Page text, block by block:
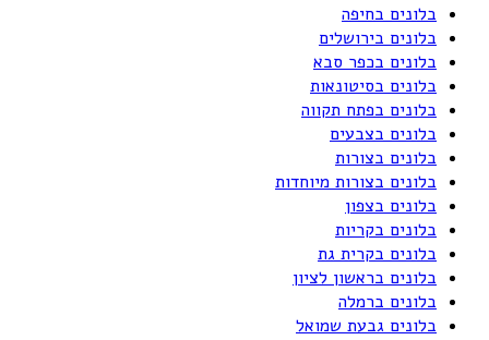
בלונים בחיפה
בלונים בירושלים
בלונים בכפר סבא
בלונים בסיטונאות
בלונים בפתח תקווה
בלונים בצבעים
בלונים בצורות
בלונים בצורות מיוחדות
בלונים בצפון
בלונים בקריות
בלונים בקרית גת
בלונים בראשון לציון
בלונים ברמלה
בלונים גבעת שמואל